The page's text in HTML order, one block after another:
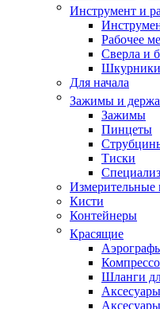
Инструмент и
Рабочее
Сверла и
Для начала
Зажимы и
Зажимы
Пинцеты
Тиски
Измерительные
Кисти
Контейнеры
Красящие
Шланги